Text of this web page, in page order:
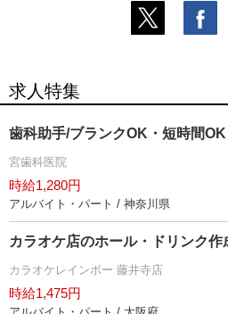
求人特集
歯科助手/ブランクOK・短時間OK
宮歯科医院
時給1,280円
アルバイト・パート / 神奈川県
カラオケ店のホール・ドリンク作
カラオケレインボー 藤井寺店
時給1,475円